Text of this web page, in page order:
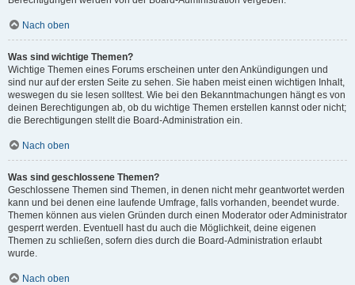
Nach oben
Was sind wichtige Themen?
Wichtige Themen eines Forums erscheinen unter den Ankündigungen und
sind nur auf der ersten Seite zu sehen. Sie haben meist einen wichtigen Inhalt,
weswegen du sie lesen solltest. Wie bei den Bekanntmachungen hängt es von
deinen Berechtigungen ab, ob du wichtige Themen erstellen kannst oder nicht;
die Berechtigungen stellt die Board-Administration ein.
Nach oben
Was sind geschlossene Themen?
Geschlossene Themen sind Themen, in denen nicht mehr geantwortet werden
kann und bei denen eine laufende Umfrage, falls vorhanden, beendet wurde.
Themen können aus vielen Gründen durch einen Moderator oder Administrator
gesperrt werden. Eventuell hast du auch die Möglichkeit, deine eigenen
Themen zu schließen, sofern dies durch die Board-Administration erlaubt
wurde.
Nach oben